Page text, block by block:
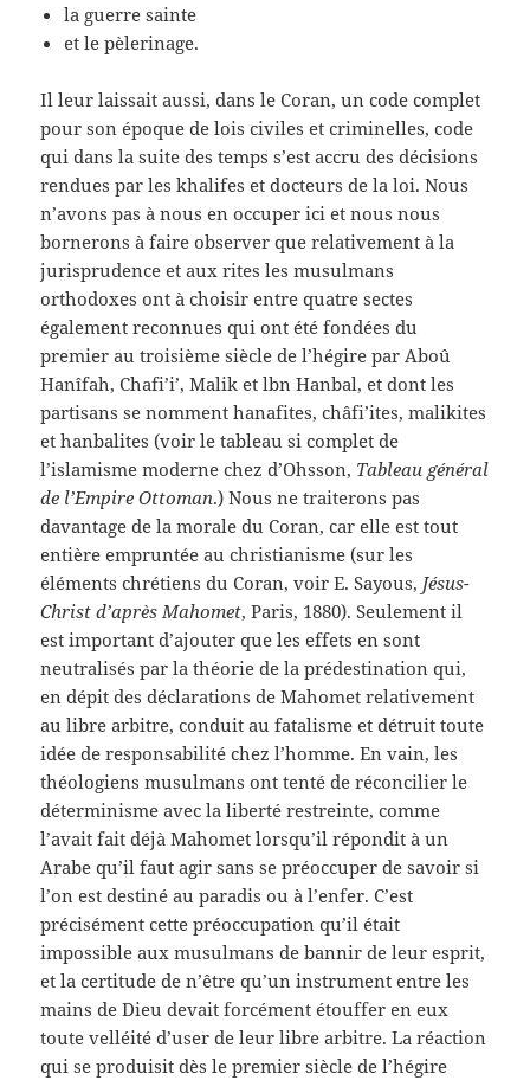
la guerre sainte
et le pèlerinage.
Il leur laissait aussi, dans le Coran, un code complet
pour son époque de lois civiles et criminelles, code
qui dans la suite des temps s’est accru des décisions
rendues par les khalifes et docteurs de la loi. Nous
n’avons pas à nous en occuper ici et nous nous
bornerons à faire observer que relativement à la
jurisprudence et aux rites les musulmans
orthodoxes ont à choisir entre quatre sectes
également reconnues qui ont été fondées du
premier au troisième siècle de l’hégire par Aboû
Hanîfah, Chafi’i’, Malik et lbn Hanbal, et dont les
partisans se nomment hanafites, châfi’ites, malikites
et hanbalites (voir le tableau si complet de
l’islamisme moderne chez d’Ohsson, Tableau général
de l’Empire Ottoman.) Nous ne traiterons pas
davantage de la morale du Coran, car elle est tout
entière empruntée au christianisme (sur les
éléments chrétiens du Coran, voir E. Sayous, Jésus-
Christ d’après Mahomet, Paris, 1880). Seulement il
est important d’ajouter que les effets en sont
neutralisés par la théorie de la prédestination qui,
en dépit des déclarations de Mahomet relativement
au libre arbitre, conduit au fatalisme et détruit toute
idée de responsabilité chez l’homme. En vain, les
théologiens musulmans ont tenté de réconcilier le
déterminisme avec la liberté restreinte, comme
l’avait fait déjà Mahomet lorsqu’il répondit à un
Arabe qu’il faut agir sans se préoccuper de savoir si
l’on est destiné au paradis ou à l’enfer. C’est
précisément cette préoccupation qu’il était
impossible aux musulmans de bannir de leur esprit,
et la certitude de n’être qu’un instrument entre les
mains de Dieu devait forcément étouffer en eux
toute velléité d’user de leur libre arbitre. La réaction
qui se produisit dès le premier siècle de l’hégire